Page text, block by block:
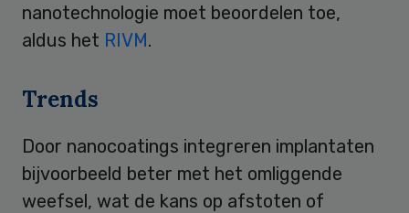
nanotechnologie moet beoordelen toe,
aldus het RIVM.
Trends
Door nanocoatings integreren implantaten
bijvoorbeeld beter met het omliggende
weefsel, wat de kans op afstoten of